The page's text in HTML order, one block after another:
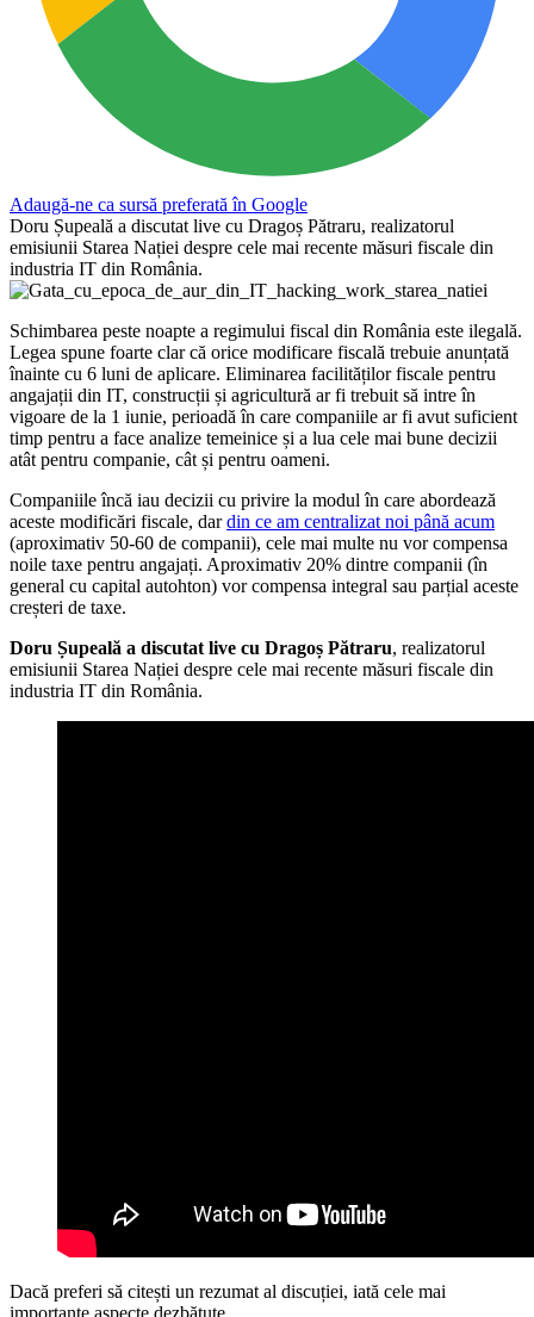
Adaugă-ne ca sursă preferată în Google
Doru Șupeală a discutat live cu Dragoș Pătraru, realizatorul
emisiunii Starea Nației despre cele mai recente măsuri fiscale din
industria IT din România.
Schimbarea peste noapte a regimului fiscal din România este ilegală.
Legea spune foarte clar că orice modificare fiscală trebuie anunțată
înainte cu 6 luni de aplicare. Eliminarea facilităților fiscale pentru
angajații din IT, construcții și agricultură ar fi trebuit să intre în
vigoare de la 1 iunie, perioadă în care companiile ar fi avut suficient
timp pentru a face analize temeinice și a lua cele mai bune decizii
atât pentru companie, cât și pentru oameni.
Companiile încă iau decizii cu privire la modul în care abordează
aceste modificări fiscale, dardin ce am centralizat noi până acum
(aproximativ 50-60 de companii), cele mai multe nu vor compensa
noile taxe pentru angajați. Aproximativ 20% dintre companii (în
general cu capital autohton) vor compensa integral sau parțial aceste
creșteri de taxe.
Doru Șupeală a discutat live cu Dragoș Pătraru, realizatorul
emisiunii Starea Nației despre cele mai recente măsuri fiscale din
industria IT din România.
Dacă preferi să citești un rezumat al discuției, iată cele mai
importante aspecte dezbătute.